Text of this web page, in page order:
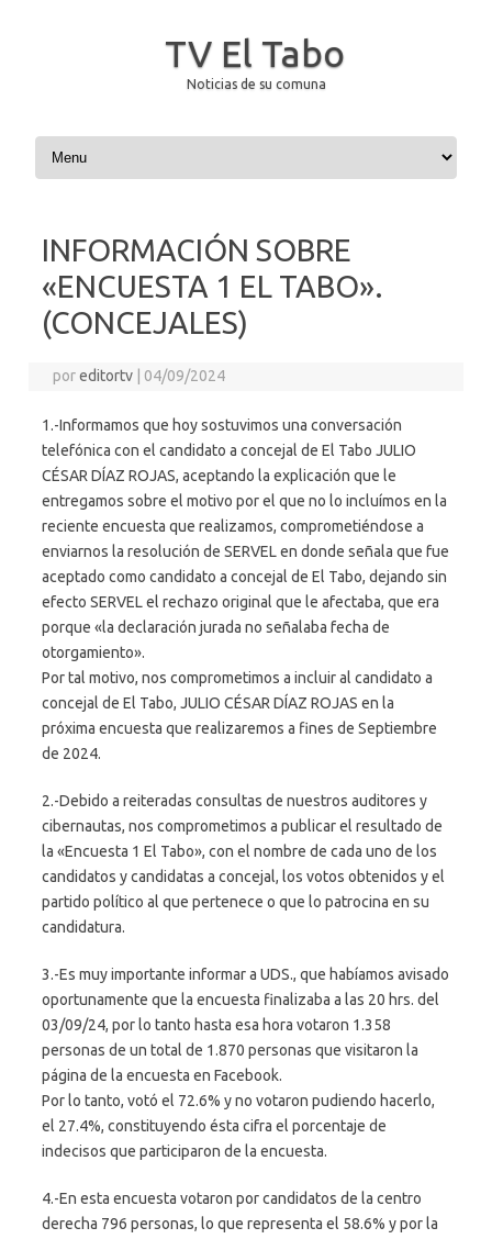
TV El Tabo
Noticias de su comuna
Saltar al contenido
INFORMACIÓN SOBRE
«ENCUESTA 1 EL TABO».
(CONCEJALES)
poreditortv 04/09/2024
1.-Informamos que hoy sostuvimos una conversación
telefónica con el candidato a concejal de El Tabo JULIO
CÉSAR DÍAZ ROJAS, aceptando la explicación que le
entregamos sobre el motivo por el que no lo incluímos en la
reciente encuesta que realizamos, comprometiéndose a
enviarnos la resolución de SERVEL en donde señala que fue
aceptado como candidato a concejal de El Tabo, dejando sin
efecto SERVEL el rechazo original que le afectaba, que era
porque «la declaración jurada no señalaba fecha de
otorgamiento».
Por tal motivo, nos comprometimos a incluir al candidato a
concejal de El Tabo, JULIO CÉSAR DÍAZ ROJAS en la
próxima encuesta que realizaremos a fines de Septiembre
de 2024.
2.-Debido a reiteradas consultas de nuestros auditores y
cibernautas, nos comprometimos a publicar el resultado de
la «Encuesta 1 El Tabo», con el nombre de cada uno de los
candidatos y candidatas a concejal, los votos obtenidos y el
partido político al que pertenece o que lo patrocina en su
candidatura.
3.-Es muy importante informar a UDS., que habíamos avisado
oportunamente que la encuesta finalizaba a las 20 hrs. del
03/09/24, por lo tanto hasta esa hora votaron 1.358
personas de un total de 1.870 personas que visitaron la
página de la encuesta en Facebook.
Por lo tanto, votó el 72.6% y no votaron pudiendo hacerlo,
el 27.4%, constituyendo ésta cifra el porcentaje de
indecisos que participaron de la encuesta.
4.-En esta encuesta votaron por candidatos de la centro
derecha 796 personas, lo que representa el 58.6% y por la